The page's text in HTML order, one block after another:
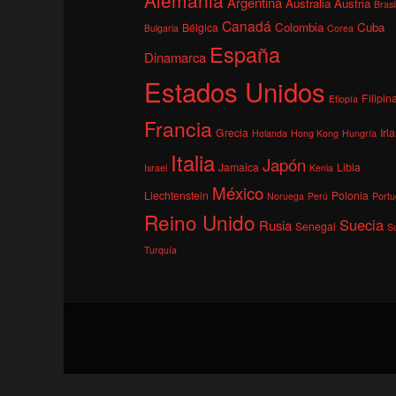
Brasil
Bulgaria Bélgica Canadá Colombia Corea Cuba
Dinamarca España
Estados Unidos Etiopía
Francia Grecia Holanda Hong Kong Hungría
Israel Italia Jamaica Japón Kenia Libia
Liechtenstein México Noruega Perú Polonia
Reino Unido Rusia Senegal Suecia
Turquía